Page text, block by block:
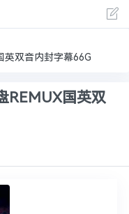
英双音内封字幕66G
REMUX国英双